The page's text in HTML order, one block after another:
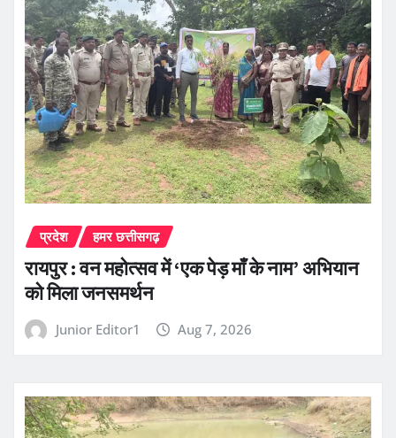
प्रदेश हमर छत्तीसगढ़
रायपुर : वन महोत्सव में ‘एक पेड़ माँ के नाम’ अभियान
को मिला जनसमर्थन
Junior Editor1 Aug 7, 2026